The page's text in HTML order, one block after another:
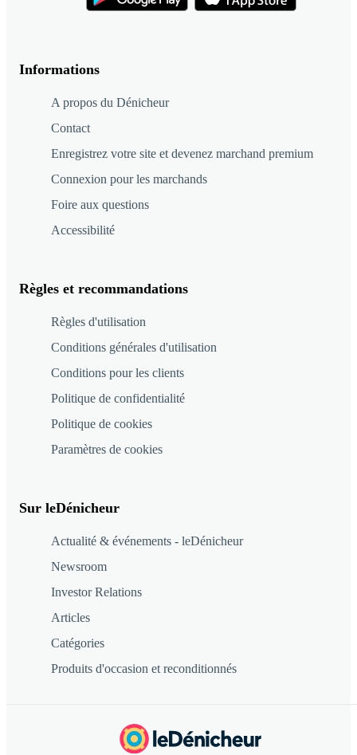
Informations
A propos du Dénicheur
Contact
Enregistrez votre site et devenez marchand premium
Connexion pour les marchands
Foire aux questions
Accessibilité
Règles et recommandations
Règles d'utilisation
Conditions générales d'utilisation
Conditions pour les clients
Politique de confidentialité
Politique de cookies
Paramètres de cookies
Sur leDénicheur
Actualité & événements - leDénicheur
Newsroom
Investor Relations
Articles
Catégories
Produits d'occasion et reconditionnés